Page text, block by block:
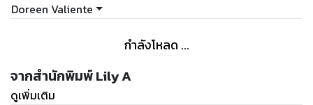
Doreen Valiente
กำลังโหลด ...
จากสำนักพิมพ์ Lily A
ดูเพิ่มเติม